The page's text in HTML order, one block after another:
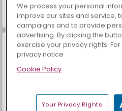
Mücevher Bahçesi Hikayesi
Moda Prensesleri
We process your personal
improve our sites and service,
campaigns and to provide
advertising. By clicking the
exercise your privacy rights.
privacy notice
Cookie Policy
Your Privacy Rights